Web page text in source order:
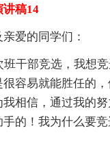
讲稿14
爱的同学们：
班干部竞选，我想
容易就能胜任的
相信，通过我的
的！我为什么要